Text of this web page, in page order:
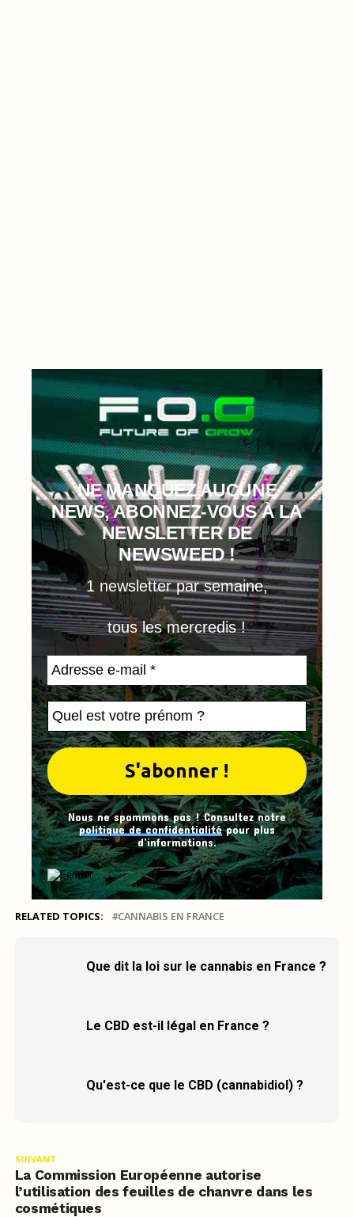
NE MANQUEZ AUCUNE
NEWS, ABONNEZ-VOUS À LA
NEWSLETTER DE
NEWSWEED !
1 newsletter par semaine,
tous les mercredis !
Nous ne spammons pas ! Consultez notre
politique de confidentialitépour plus
d’informations.
RELATED TOPICS: CANNABIS EN FRANCE
Que dit la loi sur le cannabis en France ?
Le CBD est-il légal en France ?
Qu'est-ce que le CBD (cannabidiol) ?
SUIVANT
La Commission Européenne autorise
l’utilisation des feuilles de chanvre dans les
cosmétiques